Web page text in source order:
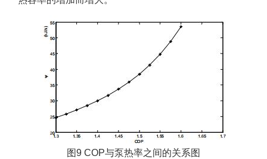
图9 COP与泵热率之间的关系图